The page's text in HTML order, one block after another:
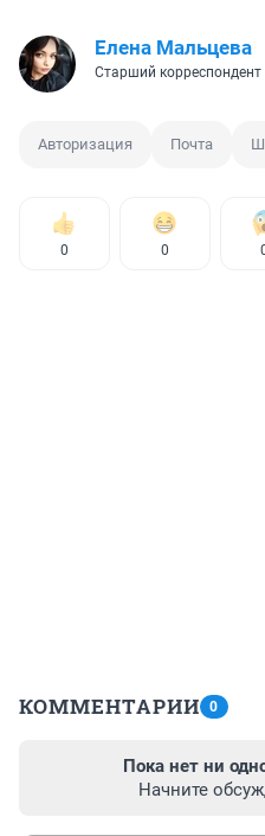
Елена Мальцева
Старший
Авторизация Почта
0 0
КОММЕНТАРИИ 0
Пока нет ни
Начните